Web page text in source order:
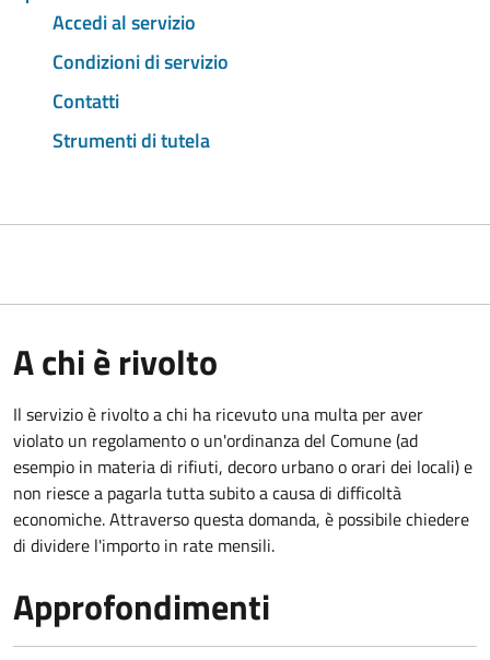
Accedi al servizio
Condizioni di servizio
Contatti
Strumenti di tutela
A chi è rivolto
Il servizio è rivolto a chi ha ricevuto una multa per aver
violato un regolamento o un'ordinanza del Comune (ad
esempio in materia di rifiuti, decoro urbano o orari dei locali) e
non riesce a pagarla tutta subito a causa di difficoltà
economiche. Attraverso questa domanda, è possibile chiedere
di dividere l'importo in rate mensili.
Approfondimenti